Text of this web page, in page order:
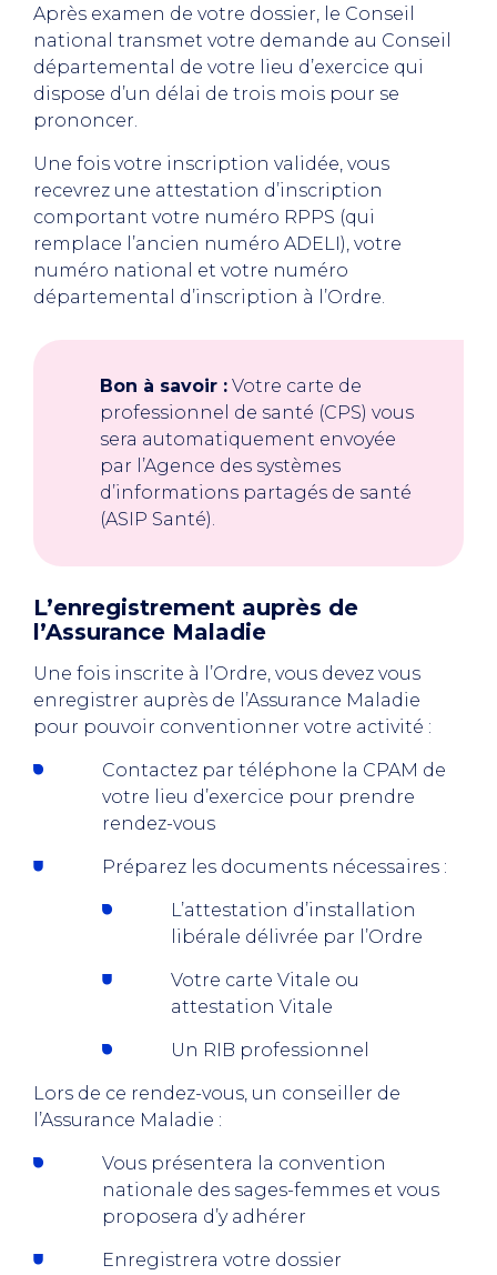
Après examen de votre dossier, le Conseil
national transmet votre demande au Conseil
départemental de votre lieu d’exercice qui
dispose d’un délai de trois mois pour se
prononcer.
Une fois votre inscription validée, vous
recevrez une attestation d’inscription
comportant votre numéro RPPS (qui
remplace l’ancien numéro ADELI), votre
numéro national et votre numéro
départemental d’inscription à l’Ordre.
Bon à savoir : Votre carte de
professionnel de santé (CPS) vous
sera automatiquement envoyée
par l’Agence des systèmes
d’informations partagés de santé
(ASIP Santé).
L’enregistrement auprès de
l’Assurance Maladie
Une fois inscrite à l’Ordre, vous devez vous
enregistrer auprès de l’Assurance Maladie
pour pouvoir conventionner votre activité :
Contactez par téléphone la CPAM de
votre lieu d’exercice pour prendre
rendez-vous
Préparez les documents nécessaires :
L’attestation d’installation
libérale délivrée par l’Ordre
Votre carte Vitale ou
attestation Vitale
Un RIB professionnel
Lors de ce rendez-vous, un conseiller de
l’Assurance Maladie :
Vous présentera la convention
nationale des sages-femmes et vous
proposera d’y adhérer
Enregistrera votre dossier